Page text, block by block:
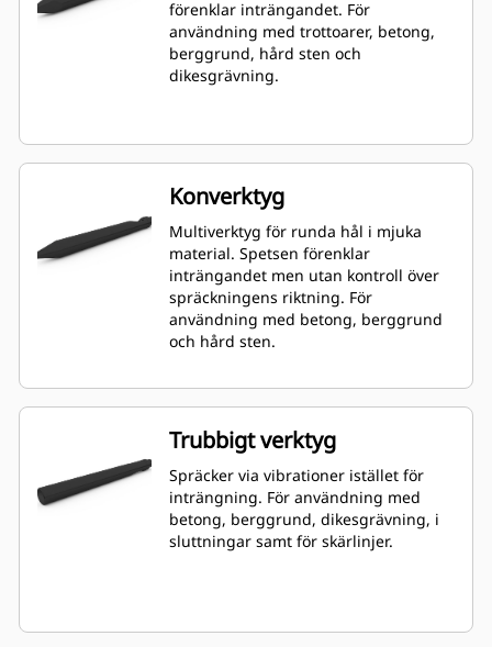
förenklar inträngandet. För
användning med trottoarer, betong,
berggrund, hård sten och
dikesgrävning.
Konverktyg
Multiverktyg för runda hål i mjuka
material. Spetsen förenklar
inträngandet men utan kontroll över
spräckningens riktning. För
användning med betong, berggrund
och hård sten.
Trubbigt verktyg
Spräcker via vibrationer istället för
inträngning. För användning med
betong, berggrund, dikesgrävning, i
sluttningar samt för skärlinjer.